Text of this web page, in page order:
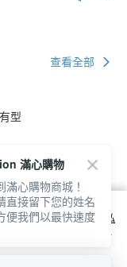
查看全部
型
式之詳情，及若您不希
定，請參閱本網站「
隱私
同意本公司得按本網站使
滿心購物
心購物商城！
直接留下您的姓名
便我們以最快速度